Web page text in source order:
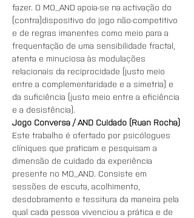
fazer. O MO_AND apoia-se na activação do
(contra)dispositivo do jogo não-competitivo
e de regras imanentes como meio para a
frequentação de uma sensibilidade fractal,
atenta e minuciosa às modulações
relacionais da reciprocidade (justo meio
entre a complementaridade e a simetria) e
da suficiência (justo meio entre a eficiência
e a desistência).
Jogo Conversa / AND Cuidado (Ruan Rocha)
Este trabalho é ofertado por psicólogues
clíniques que praticam e pesquisam a
dimensão de cuidado da experiência
presente no MO_AND. Consiste em
sessões de escuta, acolhimento,
desdobramento e tessitura da maneira pela
qual cada pessoa vivenciou a prática e de